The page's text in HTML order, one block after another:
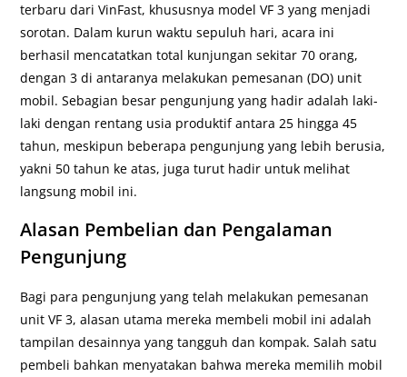
terbaru dari VinFast, khususnya model VF 3 yang menjadi
sorotan. Dalam kurun waktu sepuluh hari, acara ini
berhasil mencatatkan total kunjungan sekitar 70 orang,
dengan 3 di antaranya melakukan pemesanan (DO) unit
mobil. Sebagian besar pengunjung yang hadir adalah laki-
laki dengan rentang usia produktif antara 25 hingga 45
tahun, meskipun beberapa pengunjung yang lebih berusia,
yakni 50 tahun ke atas, juga turut hadir untuk melihat
langsung mobil ini.
Alasan Pembelian dan Pengalaman
Pengunjung
Bagi para pengunjung yang telah melakukan pemesanan
unit VF 3, alasan utama mereka membeli mobil ini adalah
tampilan desainnya yang tangguh dan kompak. Salah satu
pembeli bahkan menyatakan bahwa mereka memilih mobil